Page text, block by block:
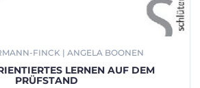
FINCK | ANGELA BOONEN
LERNEN AUF DEM
PRÜFSTAND